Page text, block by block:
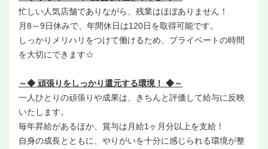
忙しい人気店舗でありながら、残業はほぼありません！
月8～9日休みで、年間休日は120日を取得可能です。
しっかりメリハリをつけて働けるため、プライベートの時間
を大切にできます☆
～◆ 頑張りをしっかり還元する環境！ ◆～
一人ひとりの頑張りや成果は、きちんと評価して給与に反映
いたします。
毎年昇給があるほか、賞与は月給1ヶ月分以上を支給！
自身の成長とともに、やりがいを十分に感じられる環境が整